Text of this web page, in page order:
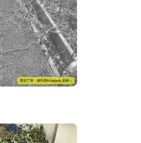
親切丁寧・便利屋kitagawa 彦根～